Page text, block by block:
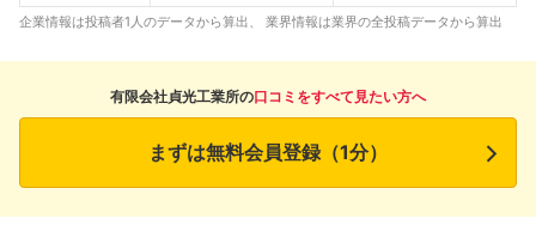
フォローしました
企業情報は投稿者1人のデータから算出、 業界情報は業界の全投稿データから算出
有限会社貞光工業所の口コミをすべて見たい方へ
まずは無料会員登録（1分）